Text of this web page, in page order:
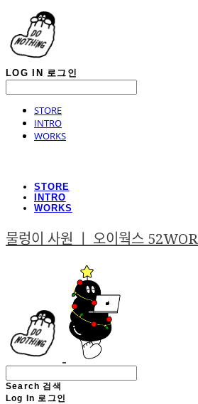
LOG IN 로그인
STORE
INTRO
WORKS
STORE
INTRO
WORKS
물렁이 사원 ㅣ 오이웍스
Search 검색
Log In 로그인